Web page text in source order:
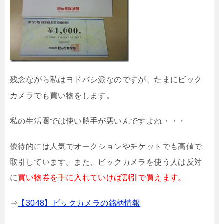
残念ながら私はヨドバシ派なのですが、たまにビック
カメラでも買い物をします。
私の生活圏では使い勝手が悪いんですよね・・・
優待的には人気でオークションやチケットでも高値で
取引しています。また、ビックカメラを使う人は反対
に買い物券を手に入れていけば割引で買えます。
⇒ 【3048】ビックカメラの銘柄情報